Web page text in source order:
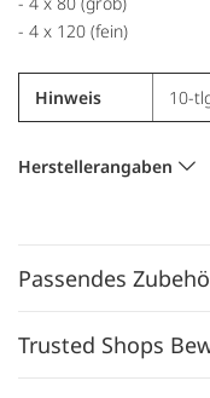
- 4 x 120 (fein)
Hinweis 10-
Herstellerangaben
Passendes
Trusted Shops